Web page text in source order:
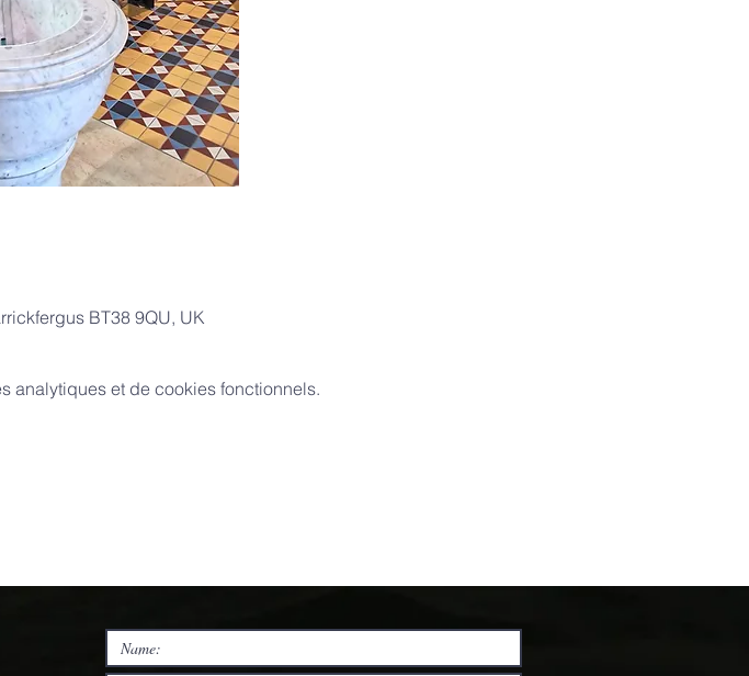
BT38 9QU, UK
analytiques et de cookies fonctionnels.